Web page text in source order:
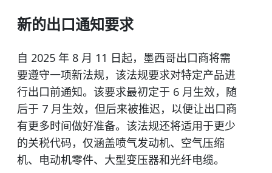
新的出口通知要求
自 2025 年 8 月 11 日起，墨西哥出口商将需
要遵守一项新法规，该法规要求对特定产品进
行出口前通知。该要求最初定于 6 月生效，随
后于 7 月生效，但后来被推迟，以便让出口商
有更多时间做好准备。该法规还将适用于更少
的关税代码，仅涵盖喷气发动机、空气压缩
机、电动机零件、大型变压器和光纤电缆。